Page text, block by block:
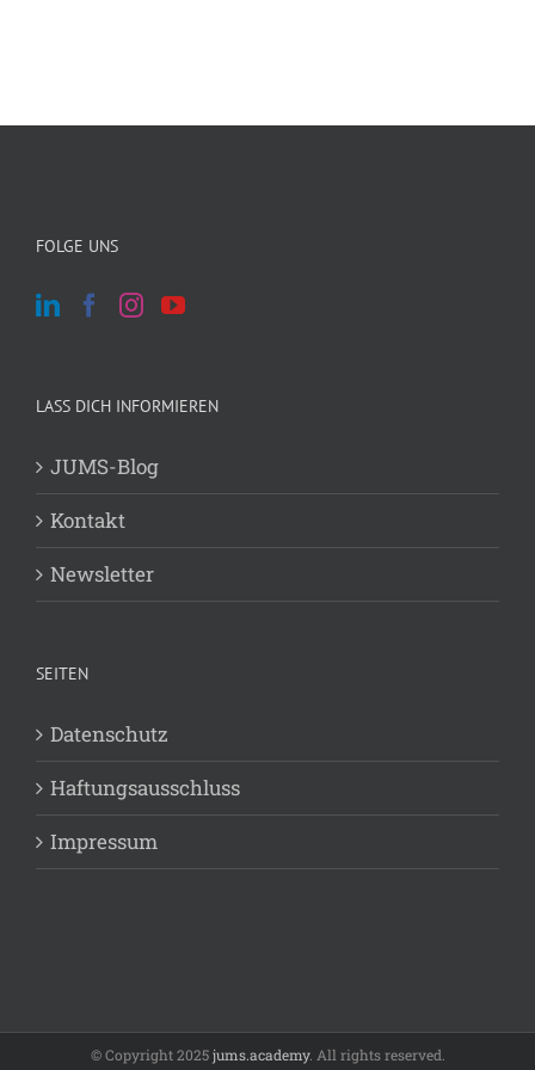
FOLGE UNS
LASS DICH INFORMIEREN
JUMS-Blog
Kontakt
Newsletter
SEITEN
Datenschutz
Haftungsausschluss
Impressum
© Copyright 2025jums.academy. All rights reserved.